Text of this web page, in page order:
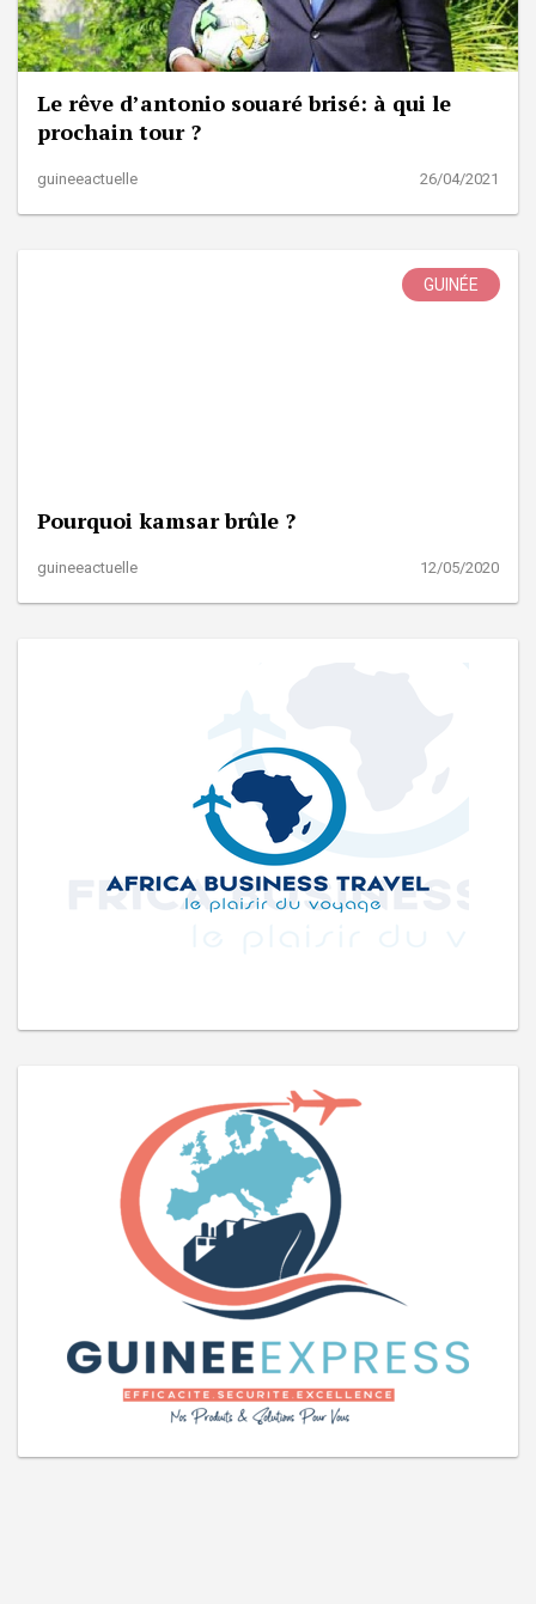
Le rêve d’antonio souaré brisé: à qui le
prochain tour ?
guineeactuelle 26/04/2021
GUINÉE
Pourquoi kamsar brûle ?
guineeactuelle 12/05/2020